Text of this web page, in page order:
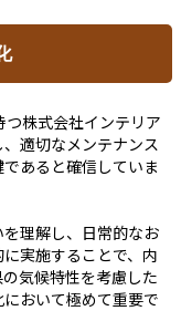
株式会社インテリア
適切なメンテナンス
あると確信していま
理解し、日常的なお
実施することで、内
気候特性を考慮した
おいて極めて重要で